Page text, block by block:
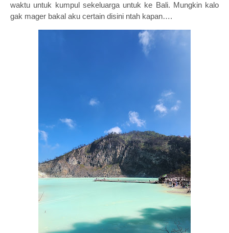
waktu untuk kumpul sekeluarga untuk ke Bali. Mungkin kalo
gak mager bakal aku certain disini ntah kapan….